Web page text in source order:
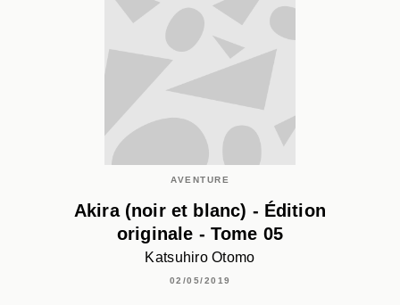
AVENTURE
Akira (noir et blanc) - Édition
originale - Tome 05
Katsuhiro Otomo
02/05/2019